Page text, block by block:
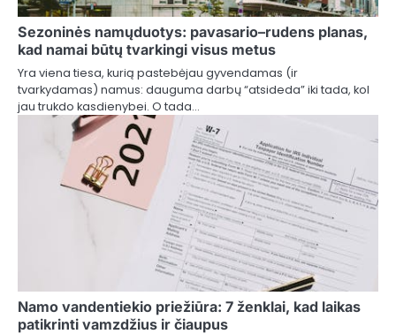
Sezoninės namųduotys: pavasario–rudens planas,
kad namai būtų tvarkingi visus metus
Yra viena tiesa, kurią pastebėjau gyvendamas (ir
tvarkydamas) namus: dauguma darbų “atsideda” iki tada, kol
jau trukdo kasdienybei. O tada…
Namo vandentiekio priežiūra: 7 ženklai, kad laikas
patikrinti vamzdžius ir čiaupus